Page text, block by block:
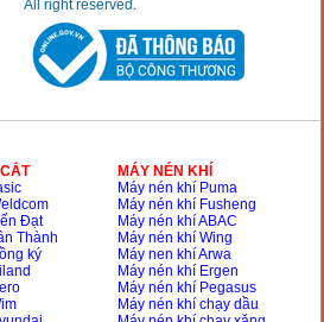
All right reserved.
Đạt
Thành
ký
MÁY NÉN KHÍ
Máy nén khí Puma
Máy nén khí Fusheng
Máy nén khí ABAC
Máy nén khí Wing
Máy nen khí Arwa
Máy nén khí Ergen
Máy nén khí Pegasus
Máy nén khí chạy dầu